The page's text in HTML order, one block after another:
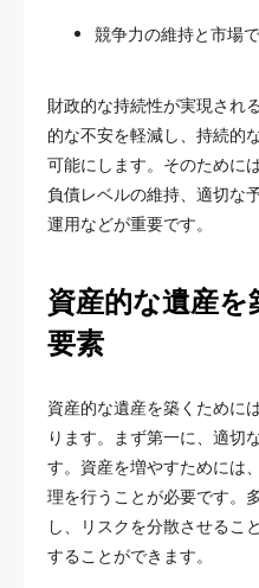
競争力の維持と市場
財政的な持続性が実現され
的な不安を軽減し、持続的
可能にします。そのために
負債レベルの維持、適切な
運用などが重要です。
資産的な遺産
要素
資産的な遺産を築くために
ります。まず第一に、適切
す。資産を増やすためには
理を行うことが必要です。
し、リスクを分散させるこ
することができます。